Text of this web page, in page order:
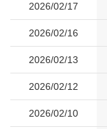
2026/02/17
2026/02/16
2026/02/13
2026/02/12
2026/02/10